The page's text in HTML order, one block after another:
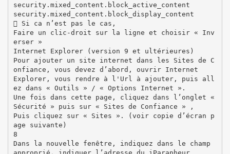
security.mixed_content.block_active_content
security.mixed_content.block_display_content
 Si ca n’est pas le cas,
Faire un clic-droit sur la ligne et choisir « Inv
erser »
Internet Explorer (version 9 et ultérieures)
Pour ajouter un site internet dans les Sites de C
onfiance, vous devez d’abord, ouvrir Internet
Explorer, vous rendre à l'Url à ajouter, puis all
ez dans « Outils » / « Options Internet ».
Une fois dans cette page, cliquez dans l’onglet «
Sécurité » puis sur « Sites de Confiance » ,
Puis cliquez sur « Sites ». (voir copie d’écran p
age suivante)
8
Dans la nouvelle fenêtre, indiquez dans le champ
approprié, indiquer l’adresse du iParapheur